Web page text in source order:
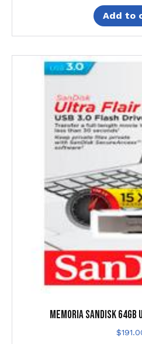
Add to
MEMORIA SANDISK 64GB
$